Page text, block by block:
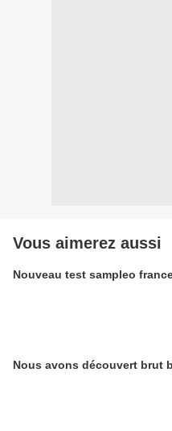
Vous aimerez aussi
Nouveau test sampleo
Nous avons découvert brut